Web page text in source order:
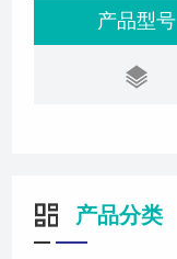
产品型号
产品分类